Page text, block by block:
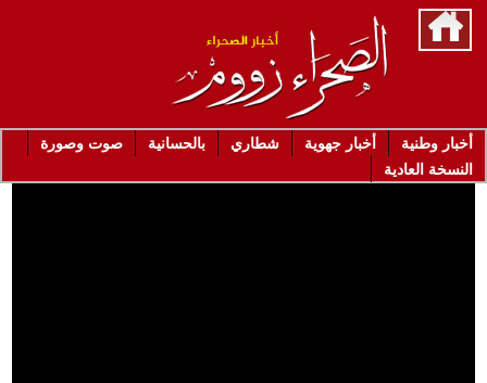
أخبار وطنية أخبار جهوية شطاري بالحسانية
صوت وصورة
النسخة العادية